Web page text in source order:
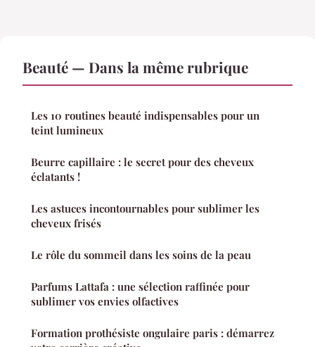
Beauté — Dans la même rubrique
Les 10 routines beauté indispensables pour un
teint lumineux
Beurre capillaire : le secret pour des cheveux
éclatants !
Les astuces incontournables pour sublimer les
cheveux frisés
Le rôle du sommeil dans les soins de la peau
Parfums Lattafa : une sélection raffinée pour
sublimer vos envies olfactives
Formation prothésiste ongulaire paris : démarrez